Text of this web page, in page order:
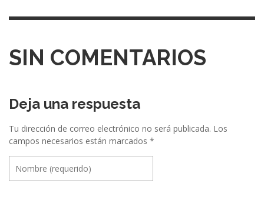
SIN COMENTARIOS
Deja una respuesta
Tu dirección de correo electrónico no será publicada. Los
campos necesarios están marcados *